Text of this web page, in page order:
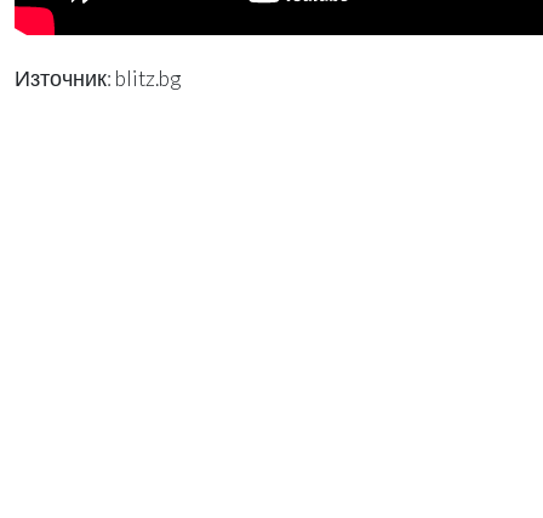
Източник: blitz.bg